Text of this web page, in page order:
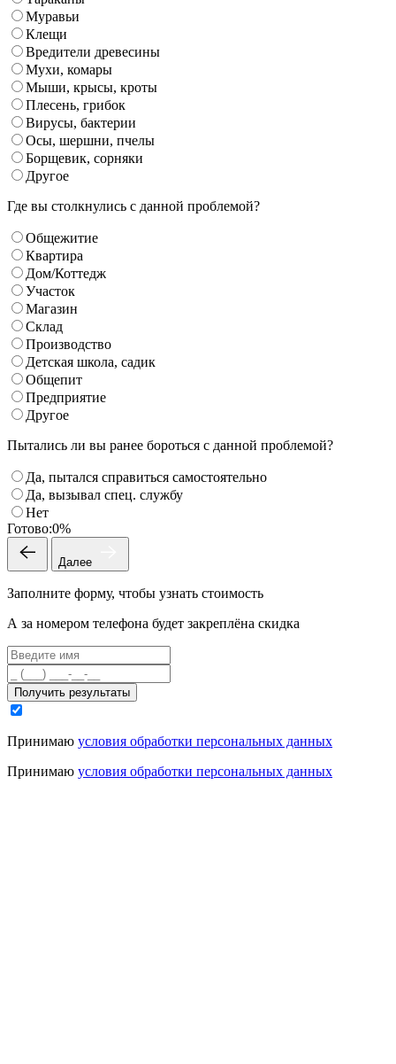
Муравьи
Клещи
Вредители древесины
Мухи, комары
Мыши, крысы, кроты
Плесень, грибок
Вирусы, бактерии
Осы, шершни, пчелы
Борщевик, сорняки
Другое
Где вы столкнулись с данной проблемой?
Общежитие
Квартира
Дом/Коттедж
Участок
Магазин
Склад
Производство
Детская школа, садик
Общепит
Предприятие
Другое
Пытались ли вы ранее бороться с данной проблемой?
Да, пытался справиться самостоятельно
Да, вызывал спец. службу
Нет
Готово:0%
Далее
Заполните форму, чтобы узнать стоимость
А за номером телефона будет закреплёна скидка
Получить результаты
Принимаю условия обработки персональных данных
Принимаю условия обработки персональных данных